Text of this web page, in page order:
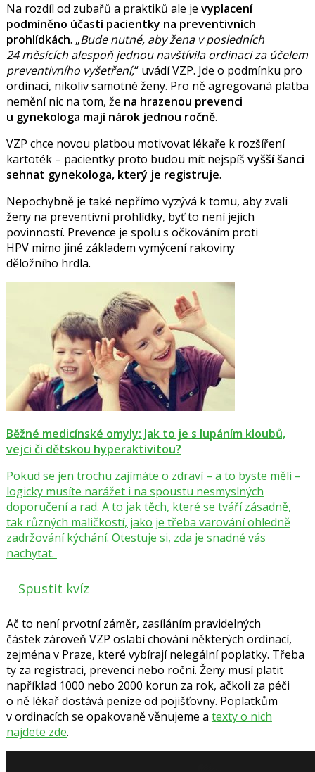
Na rozdíl od zubařů a praktiků ale je vyplacení
podmíněno účastí pacientky na preventivních
prohlídkách. Bude nutné, aby žena v posledních
24 měsících alespoň jednou navštívila ordinaci za účelem
preventivního vyšetření, uvádí VZP. Jde o podmínku pro
ordinaci, nikoliv samotné ženy. Pro ně agregovaná platba
nemění nic na tom, že na hrazenou prevenci
u gynekologa mají nárok jednou ročně.
VZP chce novou platbou motivovat lékaře k rozšíření
kartoték – pacientky proto budou mít nejspíš vyšší šanci
sehnat gynekologa, který je registruje.
Nepochybně je také nepřímo vyzývá k tomu, aby zvali
ženy na preventivní prohlídky, byť to není jejich
povinností. Prevence je spolu s očkováním proti
HPV mimo jiné základem vymýcení rakoviny
děložního hrdla.
Běžné medicínské omyly: Jak to je s lupáním kloubů,
vejci či dětskou hyperaktivitou?
Pokud se jen trochu zajímáte o zdraví – a to byste měli –
logicky musíte narážet i na spoustu nesmyslných
doporučení a rad. A to jak těch, které se tváří zásadně,
tak různých maličkostí, jako je třeba varování ohledně
zadržování kýchání. Otestuje si, zda je snadné vás
nachytat.
Spustit kvíz
Ač to není prvotní záměr, zasíláním pravidelných
částekzároveň VZP oslabí chování některých ordinací,
zejména v Praze, které vybírají nelegální poplatky. Třeba
ty za registraci, prevenci nebo roční. Ženy musí platit
například 1000 nebo 2000 korun za rok, ačkoli za péči
o ně lékař dostává peníze od pojišťovny. Poplatkům
v ordinacích se opakovaně věnujeme a texty o nich
najdete zde.